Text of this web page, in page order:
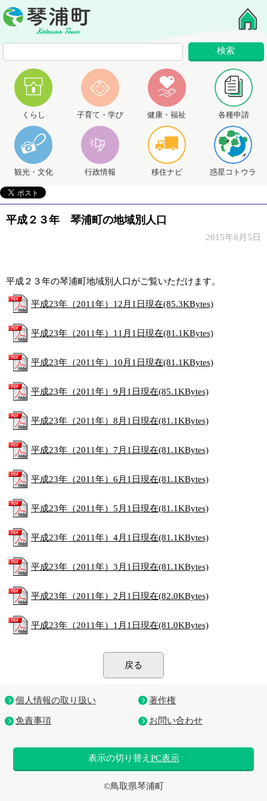
くらし 子育て・学び 健康・福祉 各種申請
観光・文化 行政情報 移住ナビ 惑星コトウラ
平成２３年 琴浦町の地域別人口
2015年8月5日
平成２３年の琴浦町地域別人口がご覧いただけます。
平成23年（2011年）12月1日現在(85.3KBytes)
平成23年（2011年）11月1日現在(81.1KBytes)
平成23年（2011年）10月1日現在(81.1KBytes)
平成23年（2011年）9月1日現在(85.1KBytes)
平成23年（2011年）8月1日現在(81.1KBytes)
平成23年（2011年）7月1日現在(81.1KBytes)
平成23年（2011年）6月1日現在(81.1KBytes)
平成23年（2011年）5月1日現在(81.1KBytes)
平成23年（2011年）4月1日現在(81.1KBytes)
平成23年（2011年）3月1日現在(81.1KBytes)
平成23年（2011年）2月1日現在(82.0KBytes)
平成23年（2011年）1月1日現在(81.0KBytes)
戻る
個人情報の取り扱い 著作権
免責事項 お問い合わせ
表示の切り替え PC表示
©鳥取県琴浦町